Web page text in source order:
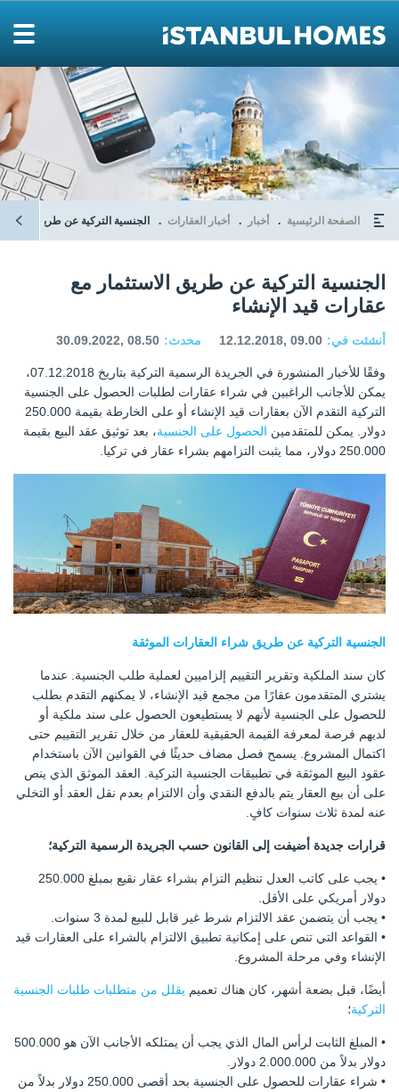
الصفحة الرئيسية أخبار أخبار العقارات الجنسية التركية عن طريق
الجنسية التركية عن طريق الاستثمار مع
عقارات قيد الإنشاء
أنشئت في: 12.12.2018, 09.00 محدث: 30.09.2022, 08.50
وفقًا للأخبار المنشورة في الجريدة الرسمية التركية بتاريخ 07.12.2018،
يمكن للأجانب الراغبين في شراء عقارات لطلبات الحصول على الجنسية
التركية التقدم الآن بعقارات قيد الإنشاء أو على الخارطة بقيمة 250.000
دولار. يمكن للمتقدمين الحصول على الجنسية، بعد توثيق عقد البيع بقيمة
250.000 دولار، مما يثبت التزامهم بشراء عقار في تركيا.
الجنسية التركية عن طريق شراء العقارات الموثقة
كان سند الملكية وتقرير التقييم إلزاميين لعملية طلب الجنسية. عندما
يشتري المتقدمون عقارًا من مجمع قيد الإنشاء، لا يمكنهم التقدم بطلب
للحصول على الجنسية لأنهم لا يستطيعون الحصول على سند ملكية أو
لديهم فرصة لمعرفة القيمة الحقيقية للعقار من خلال تقرير التقييم حتى
اكتمال المشروع. يسمح فصل مضاف حديثًا في القوانين الآن باستخدام
عقود البيع الموثقة في تطبيقات الجنسية التركية. العقد الموثق الذي ينص
على أن بيع العقار يتم بالدفع النقدي وأن الالتزام بعدم نقل العقد أو التخلي
عنه لمدة ثلاث سنوات كافٍ.
قرارات جديدة أضيفت إلى القانون حسب الجريدة الرسمية التركية؛
• يجب على كاتب العدل تنظيم التزام بشراء عقار نقيع بمبلغ 250.000
دولار أمريكي على الأقل.
• يجب أن يتضمن عقد الالتزام شرط غير قابل للبيع لمدة 3 سنوات.
• القواعد التي تنص على إمكانية تطبيق الالتزام بالشراء على العقارات قيد
الإنشاء وفي مرحلة المشروع.
أيضًا، قبل بضعة أشهر، كان هناك تعميم يقلل من متطلبات طلبات الجنسية
التركية؛
• المبلغ الثابت لرأس المال الذي يجب أن يمتلكه الأجانب الآن هو 500.000
دولار بدلاً من 2.000.000 دولار.
• شراء عقارات للحصول على الجنسية بحد أقصى 250.000 دولار بدلاً من